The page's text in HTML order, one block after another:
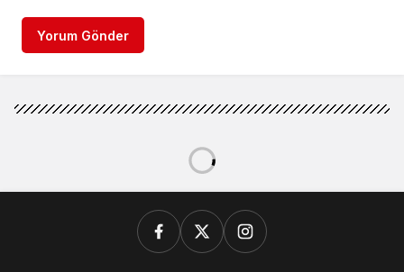
Yorum Gönder